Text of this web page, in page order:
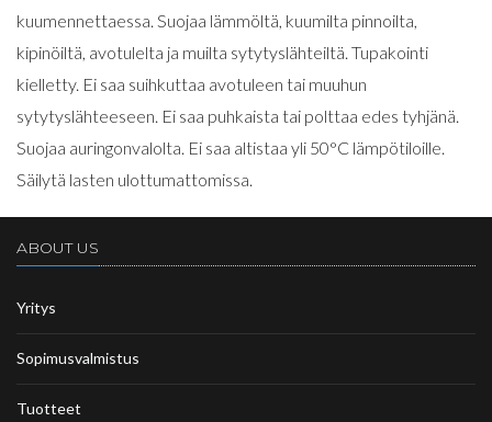
kuumennettaessa. Suojaa lämmöltä, kuumilta pinnoilta,
kipinöiltä, avotulelta ja muilta sytytyslähteiltä. Tupakointi
kielletty. Ei saa suihkuttaa avotuleen tai muuhun
sytytyslähteeseen. Ei saa puhkaista tai polttaa edes tyhjänä.
Suojaa auringonvalolta. Ei saa altistaa yli 50°C lämpötiloille.
Säilytä lasten ulottumattomissa.
ABOUT US
Yritys
Sopimusvalmistus
Tuotteet